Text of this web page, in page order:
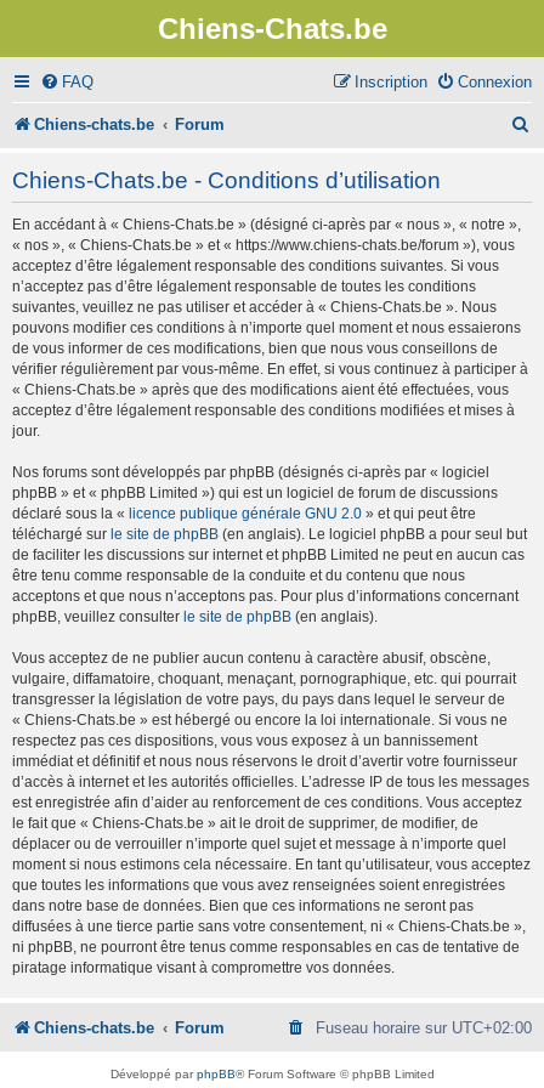
Chiens-Chats.be
FAQ Connexion
Inscription
Chiens-chats.be Forum
Chiens-Chats.be - Conditions d’utilisation
En accédant à « Chiens-Chats.be » (désigné ci-après par « nous », « notre »,
« nos », « Chiens-Chats.be » et « https://www.chiens-chats.be/forum »), vous
acceptez d’être légalement responsable des conditions suivantes. Si vous
n’acceptez pas d’être légalement responsable de toutes les conditions
suivantes, veuillez ne pas utiliser et accéder à « Chiens-Chats.be ». Nous
pouvons modifier ces conditions à n’importe quel moment et nous essaierons
de vous informer de ces modifications, bien que nous vous conseillons de
vérifier régulièrement par vous-même. En effet, si vous continuez à participer à
« Chiens-Chats.be » après que des modifications aient été effectuées, vous
acceptez d’être légalement responsable des conditions modifiées et mises à
jour.
Nos forums sont développés par phpBB (désignés ci-après par « logiciel
phpBB » et « phpBB Limited ») qui est un logiciel de forum de discussions
déclaré sous la « licence publique générale GNU 2.0 » et qui peut être
téléchargé sur le site de phpBB (en anglais). Le logiciel phpBB a pour seul but
de faciliter les discussions sur internet et phpBB Limited ne peut en aucun cas
être tenu comme responsable de la conduite et du contenu que nous
acceptons et que nous n’acceptons pas. Pour plus d’informations concernant
phpBB, veuillez consulter le site de phpBB (en anglais).
Vous acceptez de ne publier aucun contenu à caractère abusif, obscène,
vulgaire, diffamatoire, choquant, menaçant, pornographique, etc. qui pourrait
transgresser la législation de votre pays, du pays dans lequel le serveur de
« Chiens-Chats.be » est hébergé ou encore la loi internationale. Si vous ne
respectez pas ces dispositions, vous vous exposez à un bannissement
immédiat et définitif et nous nous réservons le droit d’avertir votre fournisseur
d’accès à internet et les autorités officielles. L’adresse IP de tous les messages
est enregistrée afin d’aider au renforcement de ces conditions. Vous acceptez
le fait que « Chiens-Chats.be » ait le droit de supprimer, de modifier, de
déplacer ou de verrouiller n’importe quel sujet et message à n’importe quel
moment si nous estimons cela nécessaire. En tant qu’utilisateur, vous acceptez
que toutes les informations que vous avez renseignées soient enregistrées
dans notre base de données. Bien que ces informations ne seront pas
diffusées à une tierce partie sans votre consentement, ni « Chiens-Chats.be »,
ni phpBB, ne pourront être tenus comme responsables en cas de tentative de
piratage informatique visant à compromettre vos données.
Chiens-chats.be Forum Fuseau horaire sur UTC+02:00
Développé parphpBB® Forum Software © phpBB Limited